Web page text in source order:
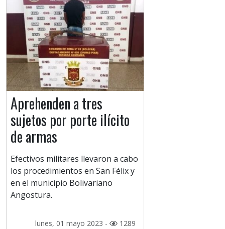
Aprehenden a tres
sujetos por porte ilícito
de armas
Efectivos militares llevaron a cabo
los procedimientos en San Félix y
en el municipio Bolivariano
Angostura.
lunes, 01 mayo 2023 - 1289